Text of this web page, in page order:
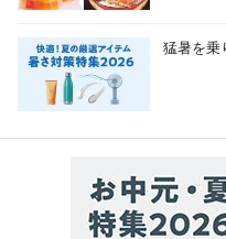
猛暑を乗